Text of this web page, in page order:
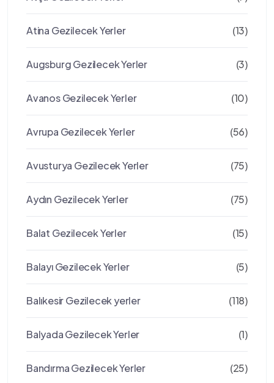
Atina Gezilecek Yerler (13)
Augsburg Gezilecek Yerler (3)
Avanos Gezilecek Yerler (10)
Avrupa Gezilecek Yerler (56)
Avusturya Gezilecek Yerler (75)
Aydın Gezilecek Yerler (75)
Balat Gezilecek Yerler (15)
Balayı Gezilecek Yerler (5)
Balıkesir Gezilecek yerler (118)
Balyada Gezilecek Yerler (1)
Bandırma Gezilecek Yerler (25)